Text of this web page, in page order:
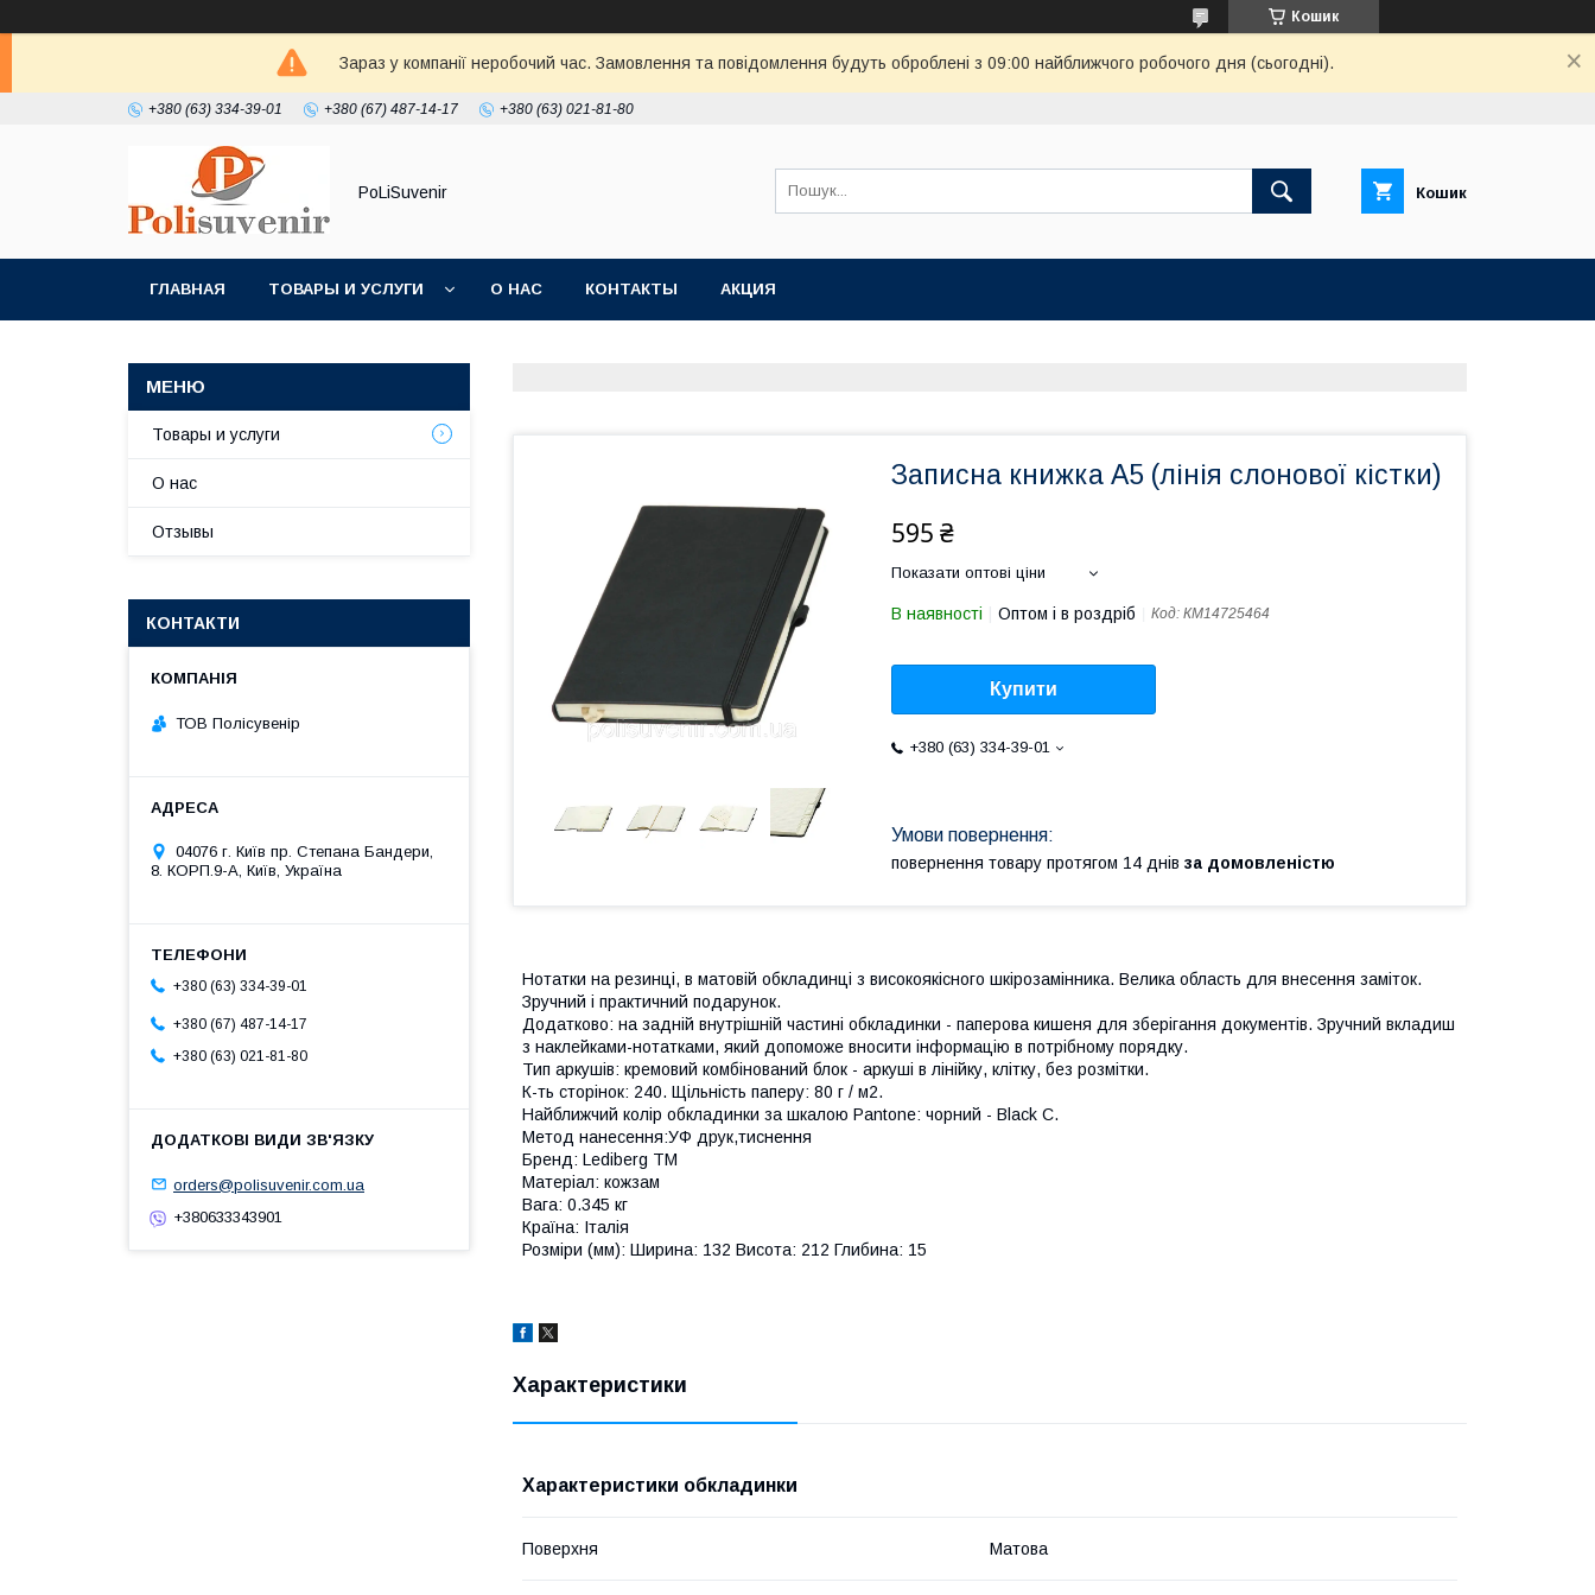
Кошик
Зараз у компанії неробочий час. Замовлення та повідомлення будуть оброблені з 09:00 найближчого робочого дня (сьогодні).
+380 (63) 334-39-01 +380 (67) 487-14-17 +380 (63) 021-81-80
PoLiSuvenir Кошик
ГЛАВНАЯ ТОВАРЫ И УСЛУГИ О НАС КОНТАКТЫ АКЦИЯ
Записна книжка А5 (лінія слонової кістки)
595 ₴
Показати оптові ціни
В наявності Оптом і в роздріб Код: КМ14725464
Купити
+380 (63) 334-39-01
повернення товару протягом 14 днів за домовленістю
Нотатки на резинці, в матовій обкладинці з високоякісного шкірозамінника. Велика область для внесення заміток.
Зручний і практичний подарунок.
Додатково: на задній внутрішній частині обкладинки - паперова кишеня для зберігання документів. Зручний вкладиш
з наклейками-нотатками, який допоможе вносити інформацію в потрібному порядку.
Тип аркушів: кремовий комбінований блок - аркуші в лінійку, клітку, без розмітки.
К-ть сторінок: 240. Щільність паперу: 80 г / м2.
Найближчий колір обкладинки за шкалою Pantone: чорний - Black C.
Метод нанесення:УФ друк,тиснення
Бренд: Lediberg ТМ
Матеріал: кожзам
Вага: 0.345 кг
Країна: Італія
Розміри (мм): Ширина: 132 Висота: 212 Глибина: 15
Характеристики
Характеристики обкладинки
Поверхня Матова
Товары и услуги
О нас
Отзывы
КОНТАКТИ
ТОВ Полісувенір
04076 г. Київ пр. Степана Бандери,
8. КОРП.9-А, Київ, Україна
+380 (63) 334-39-01
+380 (67) 487-14-17
+380 (63) 021-81-80
orders@polisuvenir.com.ua
+380633343901